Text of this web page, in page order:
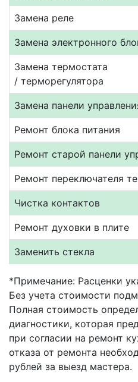
Замена реле
Замена электронного
Замена термостата
/ терморегулятора
Замена панели
Ремонт блока питания
Ремонт старой панели
Ремонт переключателя
Чистка контактов
Ремонт духовки в плите
Заменить стекла
*Примечание: Расценки
Без учета стоимости
Полная стоимость
диагностики, которая
при согласии на ремонт
отказа от ремонта
рублей за выезд мастера.